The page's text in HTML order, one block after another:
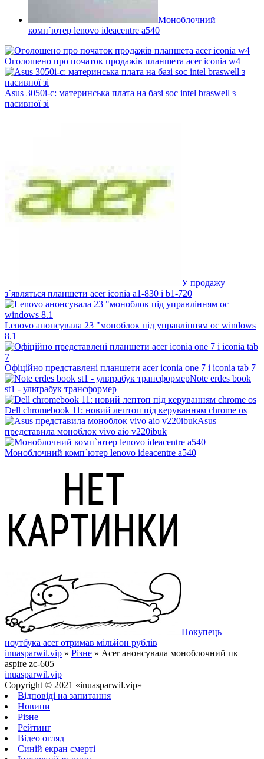
Моноблочний
комп`ютер lenovo ideacentre a540
Оголошено про початок продажів планшета acer iconia w4
Asus 3050i-c: материнська плата на базі soc intel braswell з
пасивної зі
У продажу
з`являться планшети acer iconia a1-830 і b1-720
Lenovo анонсувала 23 "моноблок під управлінням ос windows
8.1
Офіційно представлені планшети acer iconia one 7 і iconia tab 7
Note erdes book
st1 - ультрабук трансформер
Dell chromebook 11: новий лептоп під керуванням chrome os
Asus
представила моноблок vivo aio v220ibuk
Моноблочний комп`ютер lenovo ideacentre a540
Покупець
ноутбука acer отримав мільйон рублів
inuasparwil.vip » Різне » Acer анонсувала моноблочний пк
aspire zc-605
inuasparwil.vip
Copyright © 2021 «inuasparwil.vip»
Відповіді на запитання
Новини
Різне
Рейтинг
Відео огляд
Синій екран смерті